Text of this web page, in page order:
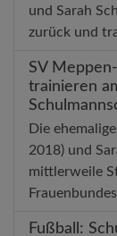
und Sarah
zurück und
SV
trainieren
Die
2018) und
mittlerweile
Fußball: